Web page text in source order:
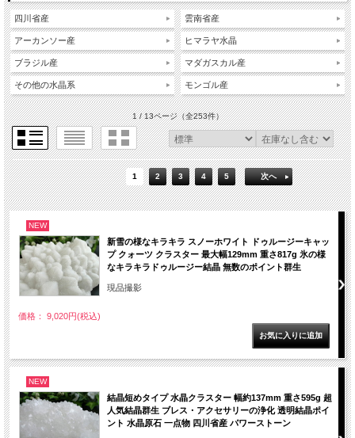
四川省産
アーカンソー産
ブラジル産
その他の水晶系
雲南省産
ヒマラヤ水晶
マダガスカル産
モンゴル産
1 / 13ページ（全253件）
1 2 3 4 5 次へ
NEW
新雪の様なキラキラ スノーホワイト ドゥルージーキャッ
プ クォーツ クラスター 最大幅129mm 重さ817g 氷の様
なキラキラドゥルージー結晶 無数のポイント群生
現品撮影
価格： 9,020円(税込)
NEW
結晶短めタイプ 水晶クラスター 幅約137mm 重さ595g 超
人気結晶群生 ブレス・アクセサリーの浄化 透明結晶ポイ
ント 水晶原石 一点物 四川省産 パワーストーン